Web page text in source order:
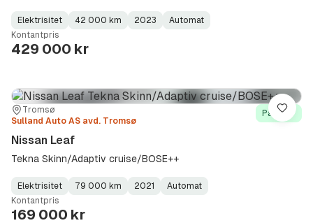
Fuel
Type:
Elektrisitet
Kilometerstand:
42 000 km
Model
Year:
2023
Gearbox
Type:
Automat
Kontantpris
429 000 kr
Sted:Tromsø
Forhandler:
Sulland Auto AS avd. Tromsø
På lager
Nissan Leaf
Tekna Skinn/Adaptiv cruise/BOSE++
Fuel
Type:
Elektrisitet
Kilometerstand:
79 000 km
Model
Year:
2021
Gearbox
Type:
Automat
Kontantpris
169 000 kr
Lagre